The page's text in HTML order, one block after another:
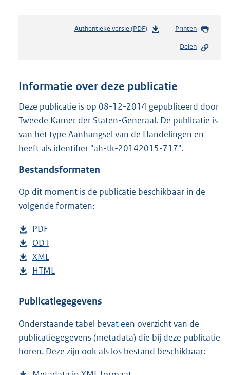
Authentieke versie (PDF)b
n
s
r
o
o
:
Printen
Delen
Informatie over deze publicatie
Deze publicatie is op 08-12-2014 gepubliceerd door
Tweede Kamer der Staten-Generaal. De publicatie is
van het type Aanhangsel van de Handelingen en
heeft als identifier "ah-tk-20142015-717".
Bestandsformaten
Op dit moment is de publicatie beschikbaar in de
volgende formaten:
D
o
w
n
o
d
p
u
PDF
e
s
t
n
s
g
r
D
o
w
l
a
d
p
ODT
s
a
d
s
g
D
o
n
o
a
d
XML
e
t
n
d
s
D
w
l
o
a
HTML
s
a
n
d
Publicatiegegevens
Onderstaande tabel bevat een overzicht van de
publicatiegegevens (metadata) die bij deze publicatie
horen. Deze zijn ook als los bestand beschikbaar: